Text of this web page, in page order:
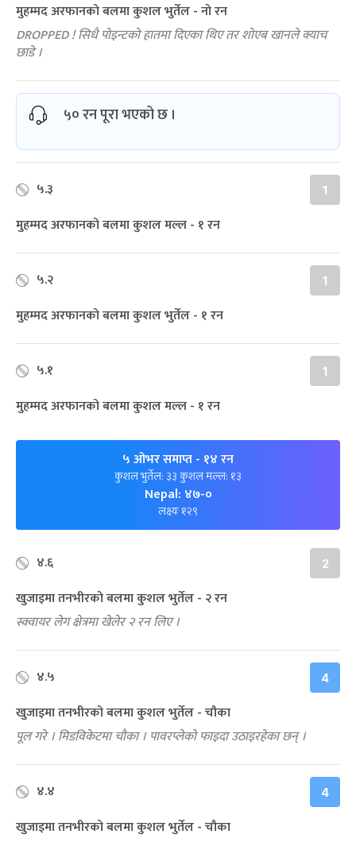
मुहम्मद अरफानको बलमा कुशल भुर्तेल - नो रन
DROPPED ! सिधै पोइन्टको हातमा दिएका थिए तर शोएब खानले क्याच
छाडे ।
५० रन पूरा भएको छ ।
५.३ 1
मुहम्मद अरफानको बलमा कुशल मल्ल - १ रन
५.२ 1
मुहम्मद अरफानको बलमा कुशल भुर्तेल - १ रन
५.१ 1
मुहम्मद अरफानको बलमा कुशल मल्ल - १ रन
५ ओभर समाप्त- १४ रन
कुशल भुर्तेल: ३३ कुशल मल्ल: १३
Nepal: ४७-०
लक्ष्यः १२९
४.६ 2
खुजाइमा तनभीरको बलमा कुशल भुर्तेल - २ रन
स्क्वायर लेग क्षेत्रमा खेलेर २ रन लिए ।
४.५ 4
खुजाइमा तनभीरको बलमा कुशल भुर्तेल - चौका
पूल गरे । मिडविकेटमा चौका । पावरप्लेको फाइदा उठाइरहेका छन् ।
४.४ 4
खुजाइमा तनभीरको बलमा कुशल भुर्तेल - चौका